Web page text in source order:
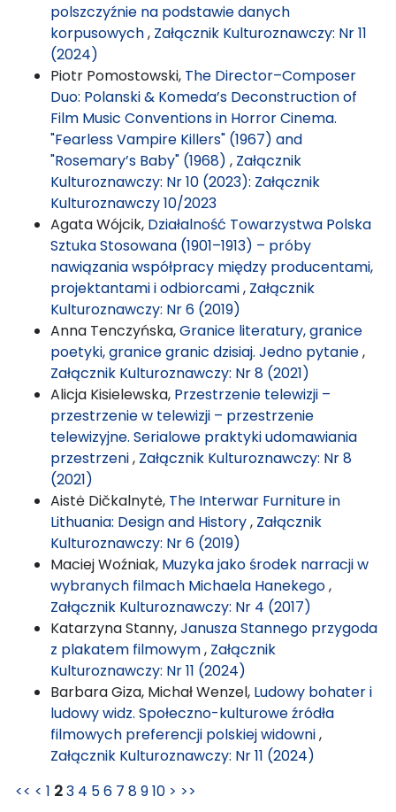
polszczyźnie na podstawie danych
korpusowych, Załącznik Kulturoznawczy: Nr 11
(2024)
Piotr Pomostowski, The Director–Composer
Duo: Polanski & Komeda’s Deconstruction of
Film Music Conventions in Horror Cinema.
"Fearless Vampire Killers" (1967) and
"Rosemary’s Baby" (1968) , Załącznik
Kulturoznawczy: Nr 10 (2023): Załącznik
Kulturoznawczy 10/2023
Agata Wójcik, Działalność Towarzystwa Polska
Sztuka Stosowana (1901–1913) – próby
nawiązania współpracy między producentami,
projektantami i odbiorcami, Załącznik
Kulturoznawczy: Nr 6 (2019)
Anna Tenczyńska,Granice literatury, granice
poetyki, granice granic dzisiaj. Jedno pytanie,
Załącznik Kulturoznawczy: Nr 8 (2021)
Alicja Kisielewska, Przestrzenie telewizji –
przestrzenie w telewizji – przestrzenie
telewizyjne. Serialowe praktyki udomawiania
przestrzeni, Załącznik Kulturoznawczy: Nr 8
(2021)
Aistė Dičkalnytė, The Interwar Furniture in
Lithuania: Design and History, Załącznik
Kulturoznawczy: Nr 6 (2019)
Maciej Woźniak, Muzyka jako środek narracji w
wybranych filmach Michaela Hanekego,
Załącznik Kulturoznawczy: Nr 4 (2017)
Katarzyna Stanny,Janusza Stannego przygoda
z plakatem filmowym, Załącznik
Kulturoznawczy: Nr 11 (2024)
Barbara Giza, Michał Wenzel, Ludowy bohater i
ludowy widz. Społeczno-kulturowe źródła
filmowych preferencji polskiej widowni,
Załącznik Kulturoznawczy: Nr 11 (2024)
<< < 1 23 4 56 7 8910 > >>